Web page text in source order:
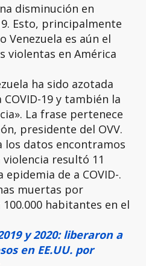
disminución en
Esto, principalmente
Venezuela es aún el
violentas en América
ha sido azotada
19 y también la
La frase pertenece
presidente del OVV.
los datos encontramos
resultó 11
de a COVID-.
muertas por
habitantes en el
y 2020: liberaron a
en EE.UU. por